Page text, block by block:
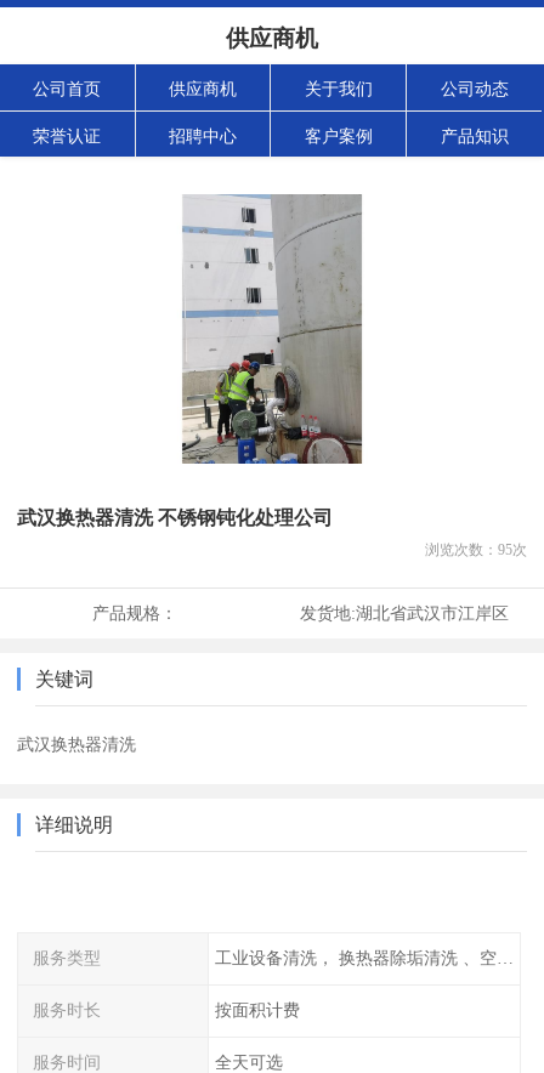
供应商机
公司首页 供应商机 关于我们 公司动态
荣誉认证 招聘中心 客户案例 产品知识
武汉换热器清洗 不锈钢钝化处理公司
浏览次数： 95次
产品规格： 发货地:湖北省武汉市江岸区
关键词
武汉换热器清洗
详细说明
服务类型 工业设备清洗， 换热器除垢清洗 、空调清洗等
服务时长 按面积计费
服务时间 全天可选